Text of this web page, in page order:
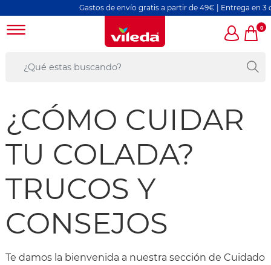
Gastos de envío gratis a partir de 49€ | Entrega en 3 días
0
¿CÓMO CUIDAR
TU COLADA?
TRUCOS Y
CONSEJOS
Te damos la bienvenida a nuestra sección de Cuidado